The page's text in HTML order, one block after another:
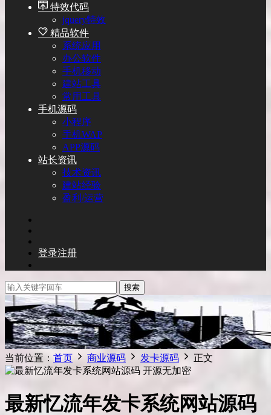
特效代码
jquery特效
精品软件
系统应用
办公软件
手机移动
建站工具
常用工具
手机源码
小程序
手机WAP
APP源码
站长资讯
技术资讯
建站经验
盈利/运营
登录注册
搜索
当前位置： 首页 商业源码 发卡源码 正文
最新忆流年发卡系统网站源码